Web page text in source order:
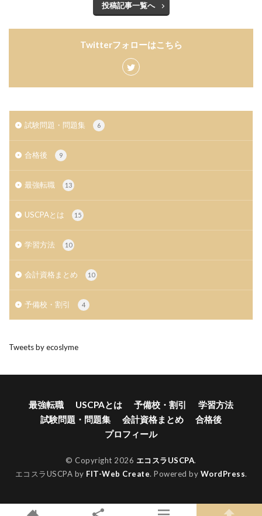
投稿記事一覧へ
Twitterフォローはこちら
試験問題・問題集 6
合格後 9
最強転職 13
USCPAとは 15
学習方法 10
会計資格まとめ 10
予備校・割引 4
Tweets by ecoslyme
最強転職 USCPAとは 予備校・割引
学習方法
試験問題・問題集
会計資格まとめ
合格後
プロフィール
© Copyright 2026 エコスラUSCPA.
エコスラUSCPA by FIT-Web Create. Powered by WordPress.